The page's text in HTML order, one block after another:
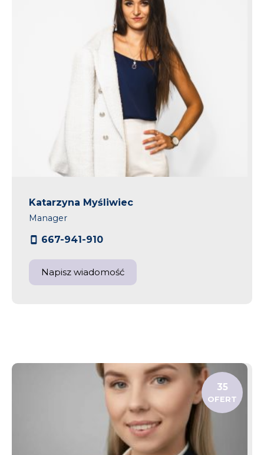
Katarzyna Myśliwiec
Manager
667-941-910
Napisz wiadomość
35
OFERT